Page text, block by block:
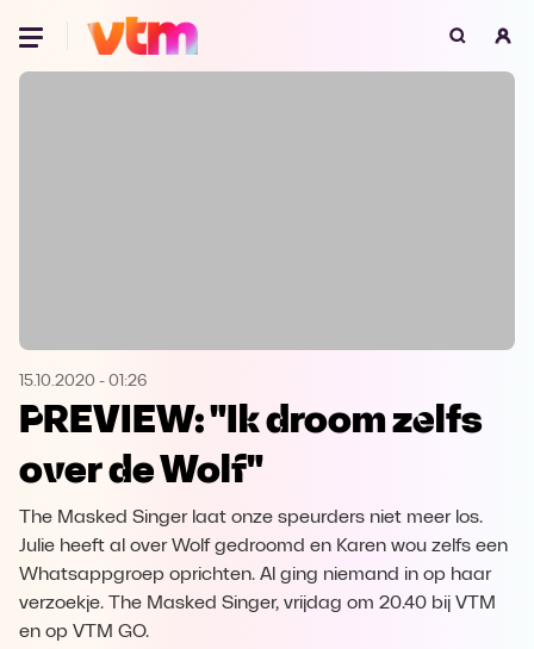
Oeps, browser niet ondersteund
Microsoft Edge Download
Opera
15.10.2020 - 01:26
PREVIEW: "Ik droom zelfs
over de Wolf"
The Masked Singer laat onze speurders niet meer los.
Julie heeft al over Wolf gedroomd en Karen wou zelfs een
Whatsappgroep oprichten. Al ging niemand in op haar
verzoekje. The Masked Singer, vrijdag om 20.40 bij VTM
en op VTM GO.